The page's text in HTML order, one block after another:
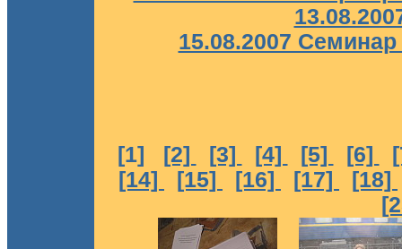
15.08.2007
[1] [2] [3] [4] [5] [6]
[14]
[15] [16] [17]
[18]